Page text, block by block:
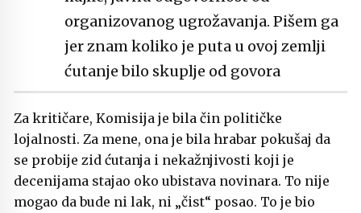
organizovanog ugrožavanja. Pišem ga
jer znam koliko je puta u ovoj zemlji
ćutanje bilo skuplje od govora
Za kritičare, Komisija je bila čin političke
lojalnosti. Za mene, ona je bila hrabar pokušaj da
se probije zid ćutanja i nekažnjivosti koji je
decenijama stajao oko ubistava novinara. To nije
mogao da bude ni lak, ni „čist“ posao. To je bio